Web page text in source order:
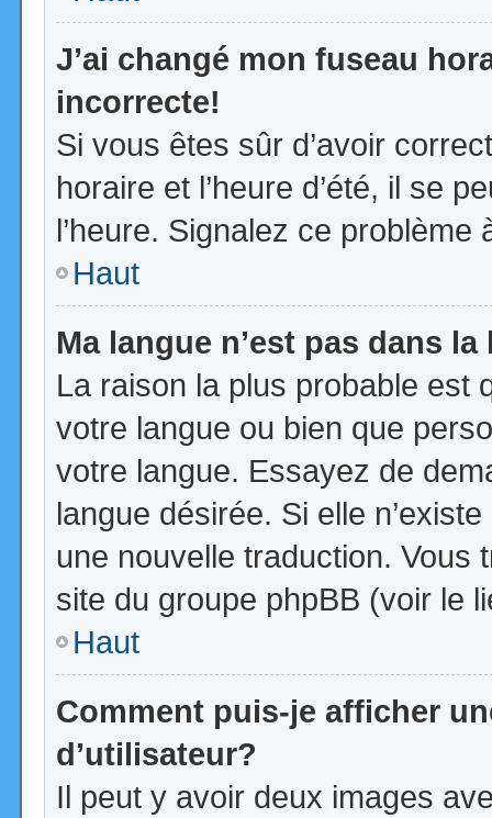
J’ai changé mon fuseau
incorrecte!
Si vous êtes sûr d’avoir
horaire et l’heure d’été, il se
l’heure. Signalez ce problème
Haut
Ma langue n’est pas dans la
La raison la plus probable est
votre langue ou bien que
votre langue. Essayez de
langue désirée. Si elle
une nouvelle traduction. Vous
site du groupe phpBB (voir le
Haut
Comment puis-je afficher
d’utilisateur?
Il peut y avoir deux images